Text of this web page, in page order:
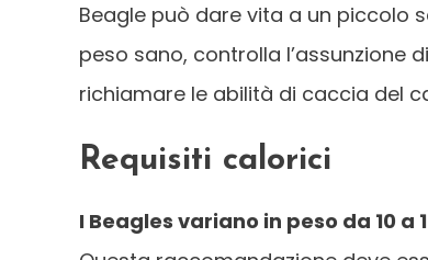
Beagle può dare vita a un piccolo
peso sano, controlla l’assunzione
richiamare le abilità di caccia del
Requisiti calorici
I Beagles variano in peso da 10 a